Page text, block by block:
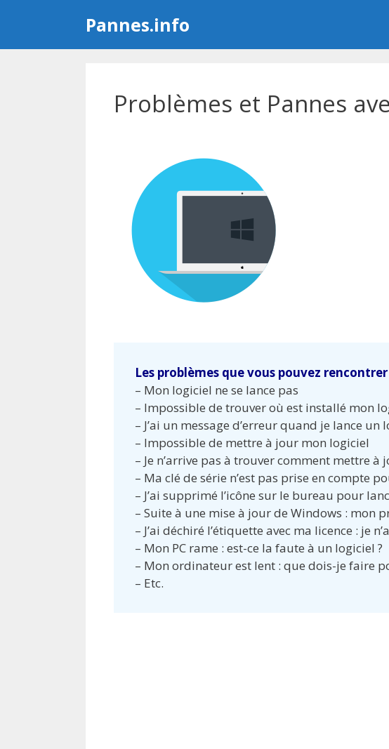
Pannes.info
Problèmes et Pannes
Les problèmes que vous pouvez
– Mon logiciel ne se lance pas
– Impossible de trouver où est installé mon
– J’ai un message d’erreur quand je lance un
– Impossible de mettre à jour mon logiciel
– Je n’arrive pas à trouver comment mettre
– Ma clé de série n’est pas prise en compte
– J’ai supprimé l’icône sur le bureau pour
– Suite à une mise à jour de Windows : mon
– J’ai déchiré l’étiquette avec ma licence : je
– Mon PC rame : est-ce la faute à un logiciel ?
– Mon ordinateur est lent : que dois-je faire
– Etc.